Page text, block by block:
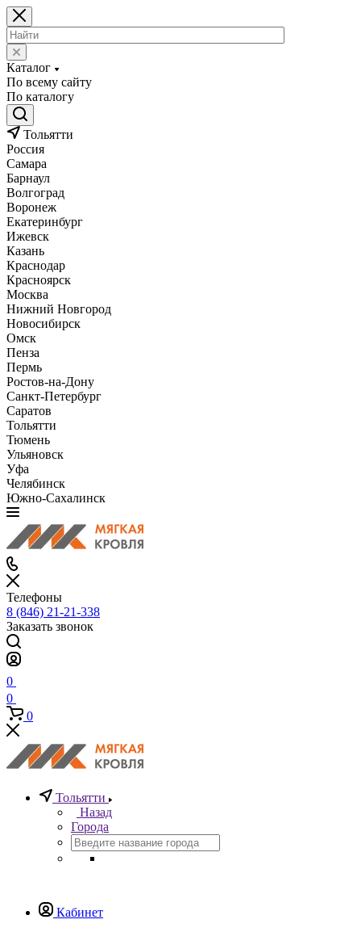
Каталог
По всему сайту
По каталогу
Тольятти
Россия
Самара
Барнаул
Волгоград
Воронеж
Екатеринбург
Ижевск
Казань
Краснодар
Красноярск
Москва
Нижний Новгород
Новосибирск
Омск
Пенза
Пермь
Ростов-на-Дону
Санкт-Петербург
Саратов
Тольятти
Тюмень
Ульяновск
Уфа
Челябинск
Южно-Сахалинск
Телефоны
8 (846) 21-21-338
Заказать звонок
0
0
0
Тольятти
Назад
Города
Кабинет